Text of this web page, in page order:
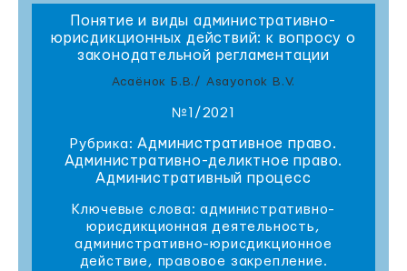
Понятие и виды административно-
юрисдикционных действий: к вопросу о
законодательной регламентации
Асаёнок Б.В./ Asayonok B.V.
№1/2021
Рубрика:Административное право.
Административно-деликтное право.
Административный процесс
Ключевые слова: административно-
юрисдикционная деятельность,
административно-юрисдикционное
действие, правовое закрепление.